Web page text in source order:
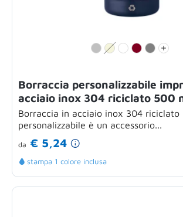
Borraccia personalizzabile
acciaio inox 304 riciclato 500
Borraccia in acciaio inox 304 riciclato
personalizzabile è un accessorio...
da € 5,24
stampa 1 colore inclusa